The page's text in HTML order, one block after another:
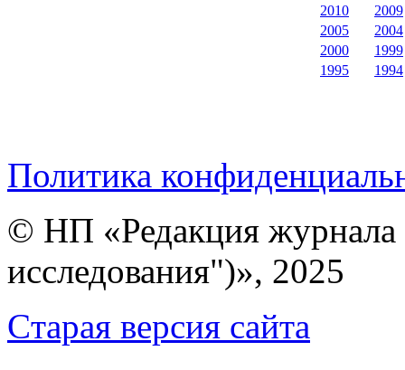
2010
2009
2005
2004
2000
1999
1995
1994
Политика
© НП «Редакция
исследования")», 2025
Cтарая версия сайта